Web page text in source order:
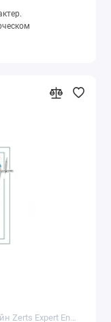
Код товара: ЛОР-комбайн Zerts Expert Energy